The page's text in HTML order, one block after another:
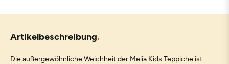
Artikelbeschreibung
Die außergewöhnliche Weichheit der Melia Kids Teppiche ist